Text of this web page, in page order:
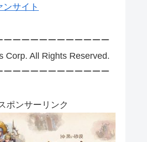
サイト
ーーーーーーーーーーーー
Corp. All Rights Reserved.
ーーーーーーーーーーーー
ポンサーリンク